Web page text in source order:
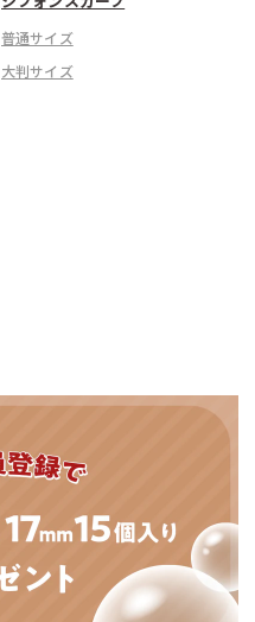
普通サイズ
大判サイズ